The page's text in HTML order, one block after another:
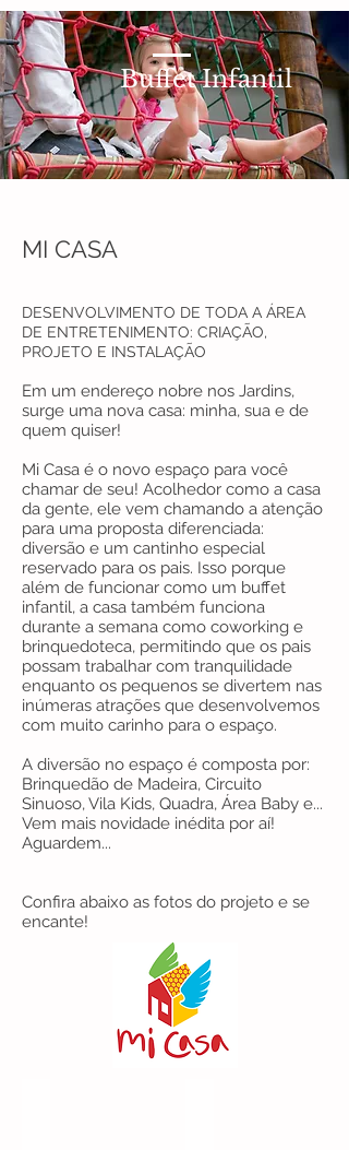
Buffet Infantil
MI CASA
DESENVOLVIMENTO DE TODA A ÁREA
DE ENTRETENIMENTO: CRIAÇÃO,
PROJETO E INSTALAÇÃO
Em um endereço nobre nos Jardins,
surge uma nova casa: minha, sua e de
quem quiser!
Mi Casa é o novo espaço para você
chamar de seu! Acolhedor como a casa
da gente, ele vem chamando a atenção
para uma proposta diferenciada:
diversão e um cantinho especial
reservado para os pais. Isso porque
além de funcionar como um buffet
infantil, a casa também funciona
durante a semana como coworking e
brinquedoteca, permitindo que os pais
possam trabalhar com tranquilidade
enquanto os pequenos se divertem nas
inúmeras atrações que desenvolvemos
com muito carinho para o espaço.
A diversão no espaço é composta por:
Brinquedão de Madeira, Circuito
Sinuoso, Vila Kids, Quadra, Área Baby e...
Vem mais novidade inédita por aí!
Aguardem...
Confira abaixo as fotos do projeto e se
encante!